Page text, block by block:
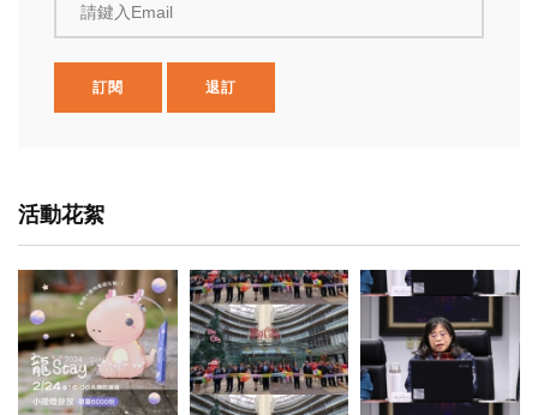
請鍵入Email
訂閱 退訂
活動花絮